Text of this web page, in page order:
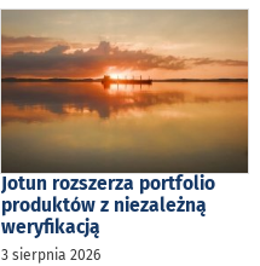
Jotun rozszerza portfolio
produktów z niezależną
weryfikacją
3 sierpnia 2026